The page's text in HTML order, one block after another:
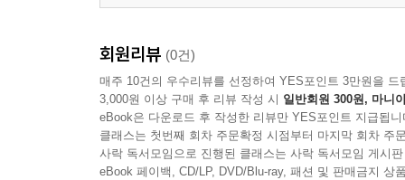
회원리뷰 (0건)
매주 10건의 우수리뷰를 선정하여 YES포인트 3만원을 드
3,000원 이상 구매 후 리뷰 작성 시 일반회원 300원, 마니
eBook은 다운로드 후 작성한 리뷰만 YES포인트 지급됩니
클래스는 첫번째 회차 주문확정 시점부터 마지막 회차 주
사락 독서모임으로 진행된 클래스는 사락 독서모임 게시
eBook 페이백, CD/LP, DVD/Blu-ray, 패션 및 판매금지 상